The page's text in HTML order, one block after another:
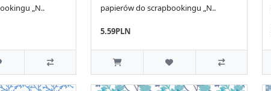
„N..
papierów do scrapbookingu „N..
5.59PLN